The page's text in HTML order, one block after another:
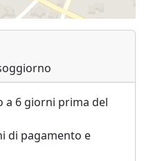
a 6 giorni prima del
di pagamento e